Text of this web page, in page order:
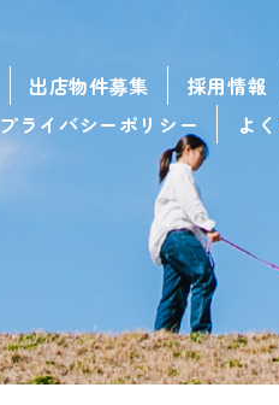
出店物件募集 採用情報
プライバシーポリシー
よ